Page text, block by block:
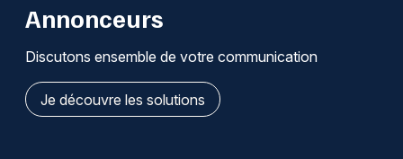
Annonceurs
Discutons ensemble de votre communication
Je découvre les solutions